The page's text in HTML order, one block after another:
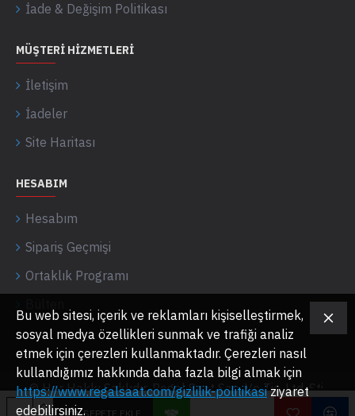
SEPETE EKLE
İade & Değişim Politikası
MÜŞTERI HIZMETLERI
İletişim
İadeler
Site Haritası
HESABIM
Hesabım
Sipariş Geçmişi
Ortaklık Programı
© Her Hakkı Saklıdır. Regal Saat San. Ve Tic. Ltd. Şti.
Bu web sitesi, içerik ve reklamları kişiselleştirmek,
sosyal medya özellikleri sunmak ve trafiği analiz
etmek için çerezleri kullanmaktadır. Çerezleri nasıl
kullandığımız hakkında daha fazla bilgi almak için
https://www.regalsaat.com/gizlilik-politikasiziyaret
edebilirsiniz.